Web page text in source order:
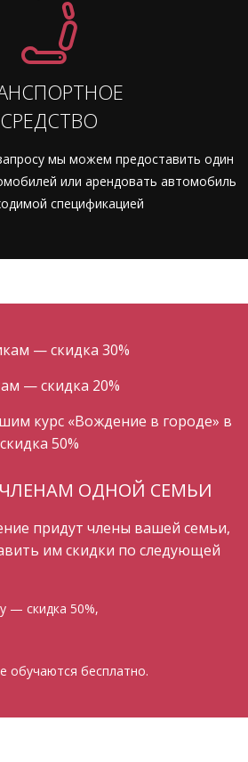
СРЕДСТВО
мы можем предоставить один
или арендовать автомобиль
спецификацией
— скидка 30%
— скидка 20%
курс «Вождение в городе» в
50%
ОДНОЙ СЕМЬИ
придут члены вашей семьи,
им скидки по следующей
— скидка 50%,
обучаются бесплатно.